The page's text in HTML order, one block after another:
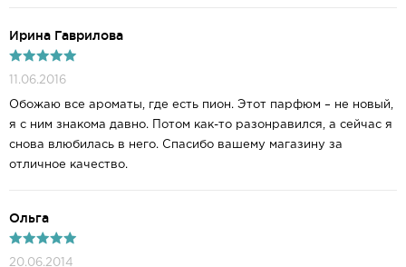
Ирина Гаврилова
11.06.2016
Обожаю все ароматы, где есть пион. Этот парфюм – не новый,
я с ним знакома давно. Потом как-то разонравился, а сейчас я
снова влюбилась в него. Спасибо вашему магазину за
отличное качество.
Ольга
20.06.2014